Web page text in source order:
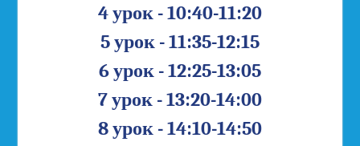
4 урок - 10:40-11:20
5 урок - 11:35-12:15
6 урок - 12:25-13:05
7 урок - 13:20-14:00
8 урок - 14:10-14:50